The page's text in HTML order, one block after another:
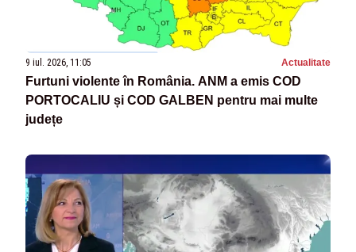
9 iul. 2026, 11:05 Actualitate
Furtuni violente în România. ANM a emis COD
PORTOCALIU și COD GALBEN pentru mai multe
județe